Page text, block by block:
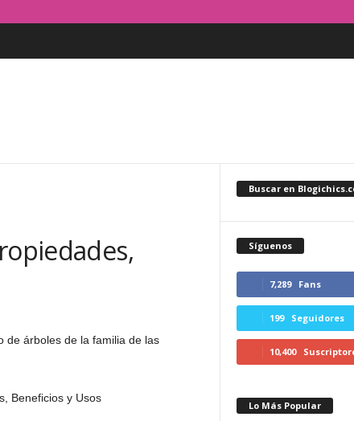
de árboles de la familia de las
Buscar en
Síguenos
7,289 Fans
199 Seguidores
10,400
Lo Más Popular